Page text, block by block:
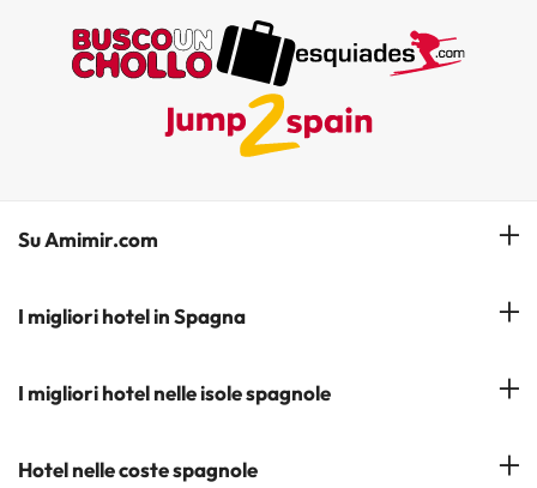
Su Amimir.com
Il Nostro Team
Iscrivetevi alla nostra newsletter
I migliori hotel in Spagna
Hotel a Salou
Hotel a Cádiz
I migliori hotel nelle isole spagnole
Hotel a Tenerife
Hotel nelle coste spagnole